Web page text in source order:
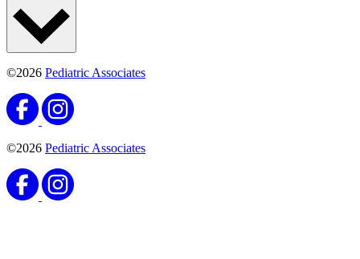
©2026 Pediatric Associates
©2026 Pediatric Associates